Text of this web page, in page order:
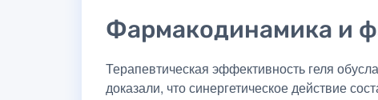
Фармакодинамика и
Терапевтическая эффективность геля
доказали, что синергетическое действие